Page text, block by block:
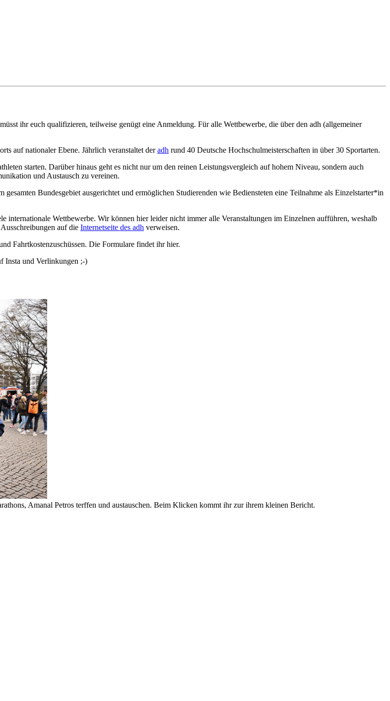
ihr euch qualifizieren, teilweise genügt eine Anmeldung. Für alle Wettbewerbe, die über den adh (allgemeiner
auf nationaler Ebene. Jährlich veranstaltet deradh rund 40 Deutsche Hochschulmeisterschaften in über 30 Sportarten.
starten. Darüber hinaus geht es nicht nur um den reinen Leistungsvergleich auf hohem Niveau, sondern auch
und Austausch zu vereinen.
Bundesgebiet ausgerichtet und ermöglichen Studierenden wie Bediensteten eine Teilnahme als Einzelstarter*in
Wettbewerbe. Wir können hier leider nicht immer alle Veranstaltungen im Einzelnen aufführen, weshalb
auf die Internetseite des adh verweisen.
Fahrtkostenzuschüssen. Die Formulare findet ihr hier.
Insta und Verlinkungen ;-)
Amanal Petros terffen und austauschen. Beim Klicken kommt ihr zur ihrem kleinen Bericht.